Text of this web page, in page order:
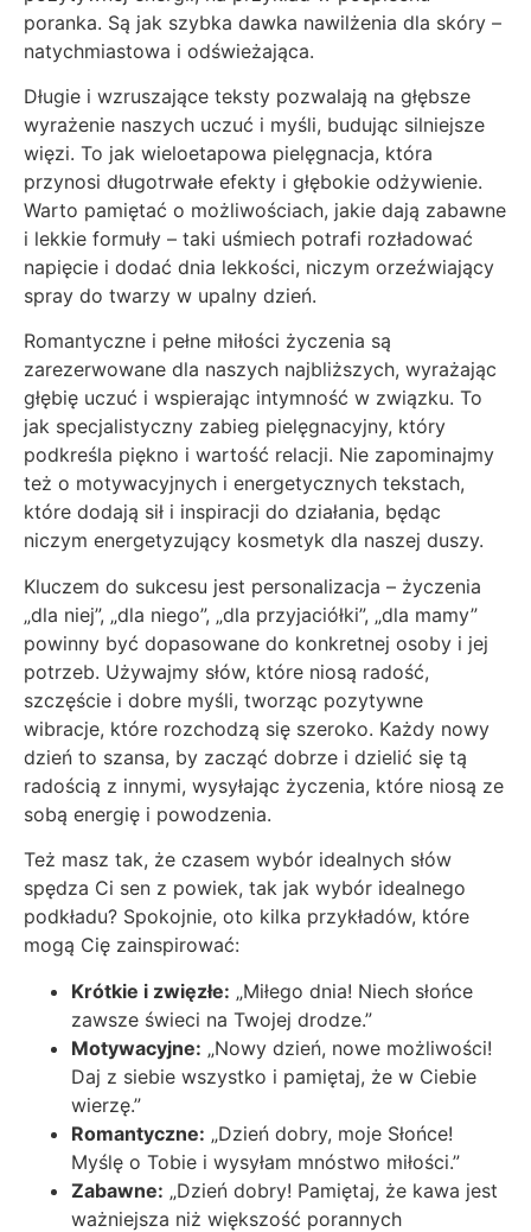
poranka. Są jak szybka dawka nawilżenia dla skóry –
natychmiastowa i odświeżająca.
Długie i wzruszające teksty pozwalają na głębsze
wyrażenie naszych uczuć i myśli, budując silniejsze
więzi. To jak wieloetapowa pielęgnacja, która
przynosi długotrwałe efekty i głębokie odżywienie.
Warto pamiętać o możliwościach, jakie dają zabawne
i lekkie formuły – taki uśmiech potrafi rozładować
napięcie i dodać dnia lekkości, niczym orzeźwiający
spray do twarzy w upalny dzień.
Romantyczne i pełne miłości życzenia są
zarezerwowane dla naszych najbliższych, wyrażając
głębię uczuć i wspierając intymność w związku. To
jak specjalistyczny zabieg pielęgnacyjny, który
podkreśla piękno i wartość relacji. Nie zapominajmy
też o motywacyjnych i energetycznych tekstach,
które dodają sił i inspiracji do działania, będąc
niczym energetyzujący kosmetyk dla naszej duszy.
Kluczem do sukcesu jest personalizacja – życzenia
„dla niej”, „dla niego”, „dla przyjaciółki”, „dla mamy”
powinny być dopasowane do konkretnej osoby i jej
potrzeb. Używajmy słów, które niosą radość,
szczęście i dobre myśli, tworząc pozytywne
wibracje, które rozchodzą się szeroko. Każdy nowy
dzień to szansa, by zacząć dobrze i dzielić się tą
radością z innymi, wysyłając życzenia, które niosą ze
sobą energię i powodzenia.
Też masz tak, że czasem wybór idealnych słów
spędza Ci sen z powiek, tak jak wybór idealnego
podkładu? Spokojnie, oto kilka przykładów, które
mogą Cię zainspirować:
Krótkie i zwięzłe: „Miłego dnia! Niech słońce
zawsze świeci na Twojej drodze.”
Motywacyjne: „Nowy dzień, nowe możliwości!
Daj z siebie wszystko i pamiętaj, że w Ciebie
wierzę.”
Romantyczne: „Dzień dobry, moje Słońce!
Myślę o Tobie i wysyłam mnóstwo miłości.”
Zabawne: „Dzień dobry! Pamiętaj, że kawa jest
ważniejsza niż większość porannych